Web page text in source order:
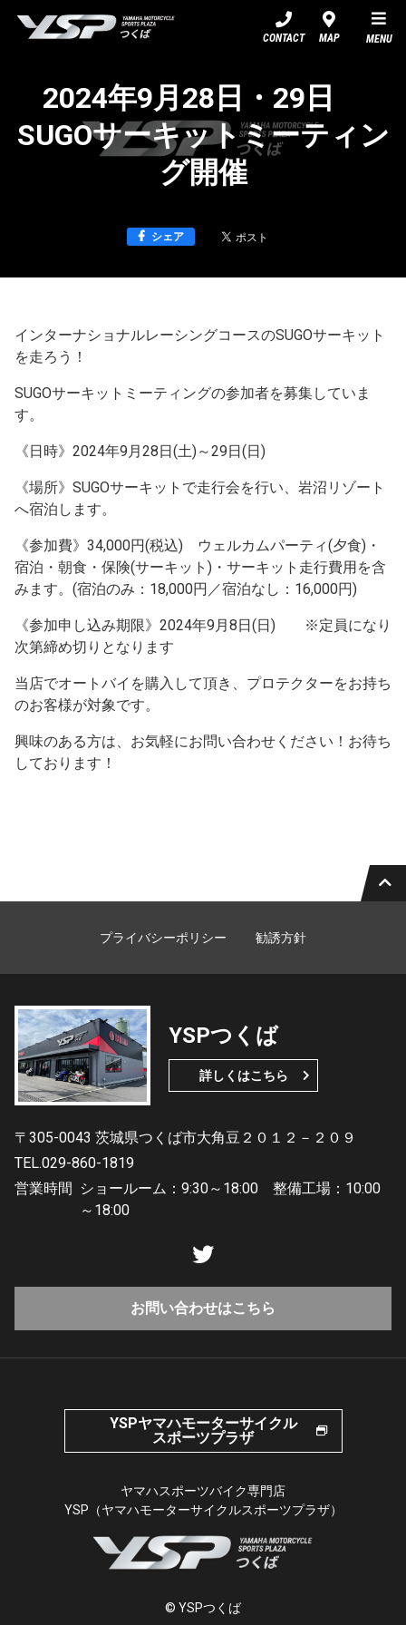
CONTACT MAP MENU
2024年9月28日・29日
SUGOサーキットミーティン
グ開催
シェア
インターナショナルレーシングコースのSUGOサーキット
を走ろう！
SUGOサーキットミーティングの参加者を募集していま
す。
《日時》2024年9月28日(土)～29日(日)
《場所》SUGOサーキットで走行会を行い、岩沼リゾート
へ宿泊します。
《参加費》34,000円(税込) ウェルカムパーティ(夕食)・
宿泊・朝食・保険(サーキット)・サーキット走行費用を含
みます。(宿泊のみ：18,000円／宿泊なし：16,000円)
《参加申し込み期限》2024年9月8日(日) ※定員になり
次第締め切りとなります
当店でオートバイを購入して頂き、プロテクターをお持ち
のお客様が対象です。
興味のある方は、お気軽にお問い合わせください！お待ち
しております！
プライバシーポリシー 勧誘方針
YSPつくば
詳しくはこちら
〒305-0043 茨城県つくば市大角豆２０１２－２０９
TEL.029-860-1819
営業時間 ショールーム：9:30～18:00 整備工場：10:00
～18:00
お問い合わせはこちら
YSPヤマハモーターサイクル
スポーツプラザ
ヤマハスポーツバイク専門店
YSP（ヤマハモーターサイクルスポーツプラザ）
© YSPつくば